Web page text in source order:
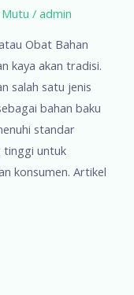
/admin
Obat Bahan
kaya akan tradisi.
salah satu jenis
bahan baku
standar
tinggi untuk
konsumen. Artikel